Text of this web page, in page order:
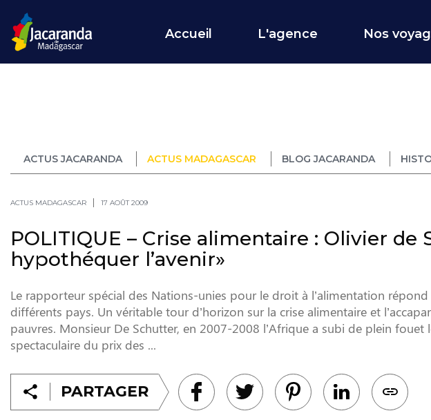
Accueil L'agence Nos
ACTUS JACARANDA ACTUS MADAGASCAR BLOG JACARANDA
ACTUS MADAGASCAR 17 AOÛT 2009
POLITIQUE – Crise alimentaire : Olivier de
hypothéquer l’avenir»
Le rapporteur spécial des Nations-unies pour le droit à l’alimentation
différents pays. Un véritable tour d’horizon sur la crise alimentaire et
pauvres. Monsieur De Schutter, en 2007-2008 l’Afrique a subi de plein fouet
spectaculaire du prix des ...
PARTAGER